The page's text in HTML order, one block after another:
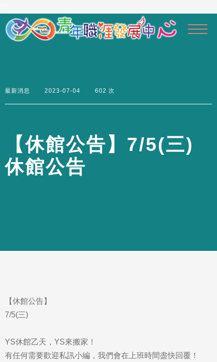
主
要
最新消息 2023-07-04 602 次
【休館公告 】 7/5(三)
休館公告
【休館公告】
7/5(三)
YS休館乙天，YS來搬家！
有任何需要歡迎私訊小編，我們會在上班時間盡快回覆！